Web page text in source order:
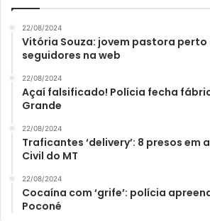
água da chuva
22/08/2024
Vitória Souza: jovem pastora perto
seguidores na web
22/08/2024
Açaí falsificado! Polícia fecha
Grande
22/08/2024
Traficantes ‘delivery’: 8 presos em
Civil do MT
22/08/2024
Cocaína com ‘grife’: polícia
Poconé